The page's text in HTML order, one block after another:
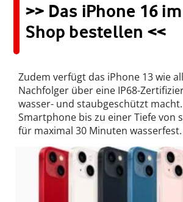
>> Das iPhone 16
Shop bestellen <<
Zudem verfügt das iPhone 13 wie
Nachfolger über eine IP68-
wasser- und staubgeschützt
Smartphone bis zu einer Tiefe von
für maximal 30 Minuten wasserfest.